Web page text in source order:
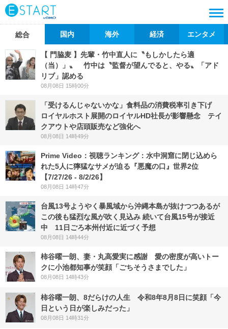
総合 国内 海外 経済 エンタメ
【 門脇麦 】先輩・竹中直人に〝もしかしたら適
（当）」〟 竹中は〝監督が望んでると、やる〟「アド
リブ」認める
08月08日 15時00分
「受けるんじゃないかな」食料品の消費税率引き下げ
ロイヤルホスト展開のロイヤルHD社長が影響懸念 テイ
クアウトや店頭販売など強化へ
08月08日 14時49分
Prime Video：視聴ランキング：水中洞窟に閉じ込めら
れた5人に獰猛なサメが迫る『悪魔の口』世界2位
【7/27/26 - 8/2/26】
08月08日 14時47分
台風13号ようやく暴風域から沖縄本島が抜けつつあるが
この後も猛烈な風が吹く見込み 続いて台風15号が接近
中 11日ごろ本州付近に近づく予想
08月08日 14時44分
柿谷曜一朗、妻・丸高愛実に感謝 愛の密度が高いトー
クに小池都知事が笑顔「ごちそうさまでした」
08月08日 14時43分
柿谷曜一朗、8だらけの人生 令和8年8月8日に笑顔「今
日という日が楽しみだった」
08月08日 14時31分